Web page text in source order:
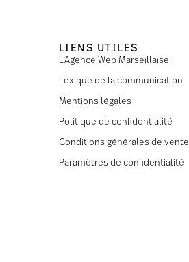
LIENS UTILES
L'Agence Web Marseillaise
Lexique de la communication
Mentions légales
Politique de confidentialité
Conditions générales de vente
Paramètres de confidentialité